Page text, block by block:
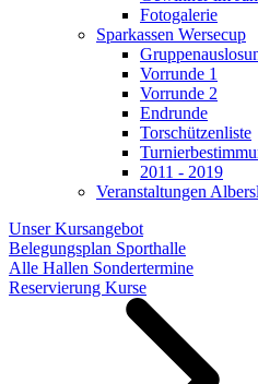
Fotogalerie
Sparkassen Wersecup
Vorrunde 1
Vorrunde 2
Endrunde
Torschützenliste
2011 - 2019
Veranstaltungen
Unser Kursangebot
Belegungsplan Sporthalle
Alle Hallen Sondertermine
Reservierung Kurse